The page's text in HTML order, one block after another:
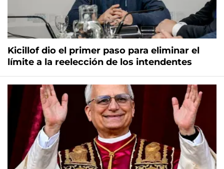
Kicillof dio el primer paso para eliminar el
límite a la reelección de los intendentes